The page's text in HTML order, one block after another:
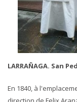
LARRAÑAGA. San
En 1840, à